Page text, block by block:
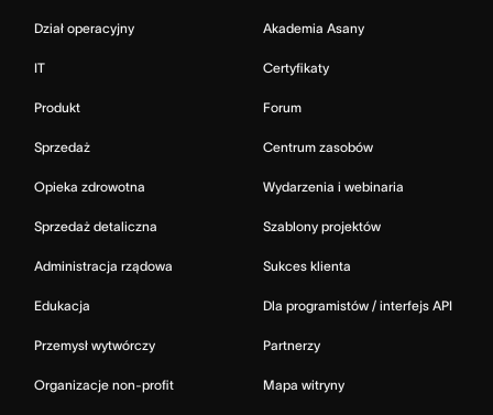
Dział operacyjny
IT
Produkt
Sprzedaż
Opieka zdrowotna
Sprzedaż detaliczna
Administracja rządowa
Edukacja
Przemysł wytwórczy
Organizacje non-profit
Akademia Asany
Certyfikaty
Forum
Centrum zasobów
Wydarzenia i webinaria
Szablony projektów
Sukces klienta
Dla programistów / interfejs API
Partnerzy
Mapa witryny